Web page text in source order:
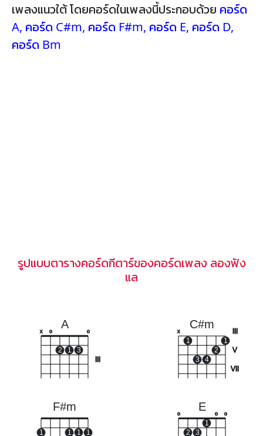
เพลงแนวใต้ โดยคอร์ดในเพลงนี้ประกอบด้วย คอร์ด
A, คอร์ด C#m, คอร์ด F#m, คอร์ด E, คอร์ด D,
คอร์ด Bm
รูปแบบตารางคอร์ดกีตาร์ของคอร์ดเพลง ลองฟัง
แล
A
x o
2 1 3
o
C#m
V
VII
x
1
3 4
2
1
F#m
1 1 1 1
E
o
2 3
1
o o